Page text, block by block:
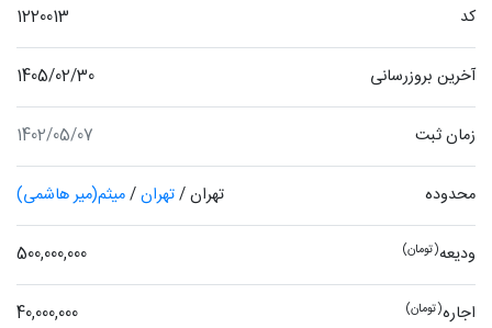
کد 1220013
آخرین بروزرسانی 1405/02/30
زمان ثبت 1402/05/07
محدوده تهران/تهران/میثم(میر هاشمی)
ودیعه 500,000,000 (تومان)
اجاره 40,000,000 (تومان)